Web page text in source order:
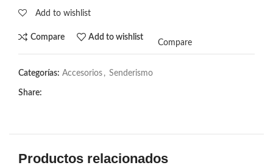
Add to wishlist
Compare Add to wishlist
Compare
Categorías: Accesorios , Senderismo
Share:
Productos relacionados